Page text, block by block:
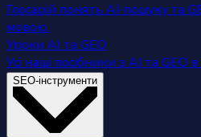
Глосарій понять AI-пошуку та
мовою.
Уроки AI та GEO
Усі наші посібники з AI та GEO
SEO-інструменти